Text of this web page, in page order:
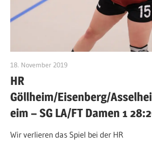
18. November 2019
HR
Göllheim/Eisenberg/
eim – SG LA/FT Damen 1
Wir verlieren das Spiel bei der HR